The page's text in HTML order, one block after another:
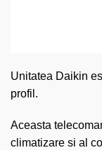
Unitatea Daikin
profil.
Aceasta
climatizare si al